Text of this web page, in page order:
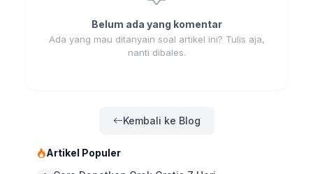
Belum ada yang komentar
Ada yang mau ditanyain soal artikel ini? Tulis aja,
nanti dibales.
Kembali ke Blog
Artikel Populer